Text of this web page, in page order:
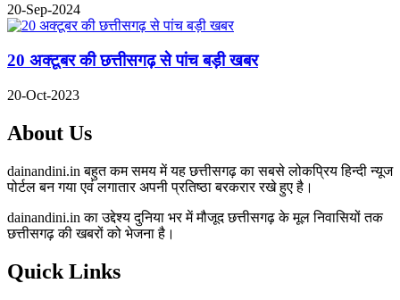
20-Sep-2024
20 अक्टूबर की छत्तीसगढ़ से पांच बड़ी खबर
20-Oct-2023
About Us
dainandini.in बहुत कम समय में यह छत्तीसगढ़ का सबसे लोकप्रिय हिन्दी न्यूज
पोर्टल बन गया एवं लगातार अपनी प्रतिष्ठा बरकरार रखे हुए है।
dainandini.in का उद्देश्य दुनिया भर में मौजूद छत्तीसगढ़ के मूल निवासियों तक
छत्तीसगढ़ की खबरों को भेजना है।
Quick Links